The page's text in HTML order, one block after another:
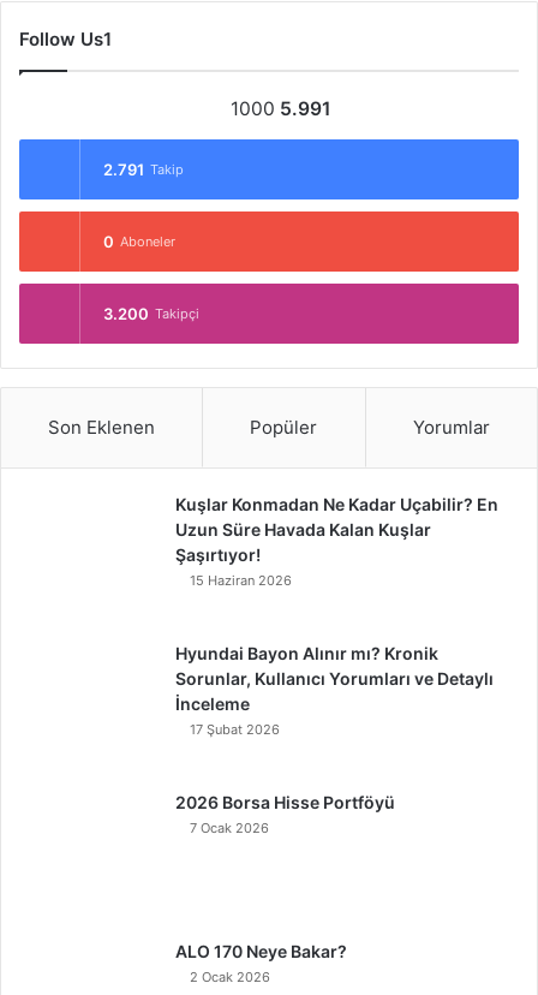
Follow Us1
1000 5.991
2.791 Takip
0 Aboneler
3.200 Takipçi
Son Eklenen Popüler Yorumlar
Kuşlar Konmadan Ne Kadar Uçabilir? En
Uzun Süre Havada Kalan Kuşlar
Şaşırtıyor!
15 Haziran 2026
Hyundai Bayon Alınır mı? Kronik
Sorunlar, Kullanıcı Yorumları ve Detaylı
İnceleme
17 Şubat 2026
2026 Borsa Hisse Portföyü
7 Ocak 2026
ALO 170 Neye Bakar?
2 Ocak 2026